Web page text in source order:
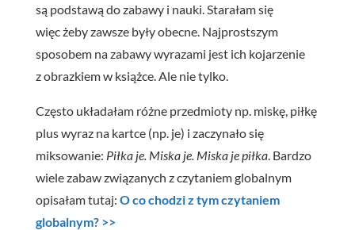
są podstawą do zabawy i nauki. Starałam się
więc żeby zawsze były obecne. Najprostszym
sposobem na zabawy wyrazami jest ich kojarzenie
z obrazkiem w książce. Ale nie tylko.
Często układałam różne przedmioty np. miskę, piłkę
plus wyraz na kartce (np. je) i zaczynało się
miksowanie: Piłka je. Miska je. Miska je piłka. Bardzo
wiele zabaw związanych z czytaniem globalnym
opisałam tutaj: O co chodzi z tym czytaniem
globalnym? >>